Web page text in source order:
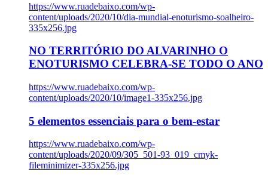
https://www.ruadebaixo.com/wp-
content/uploads/2020/10/dia-mundial-enoturismo-soalheiro-
335x256.jpg
NO TERRITÓRIO DO ALVARINHO O
ENOTURISMO CELEBRA-SE TODO O ANO
https://www.ruadebaixo.com/wp-
content/uploads/2020/10/image1-335x256.jpg
5 elementos essenciais para o bem-estar
https://www.ruadebaixo.com/wp-
content/uploads/2020/09/305_501-93_019_cmyk-
fileminimizer-335x256.jpg